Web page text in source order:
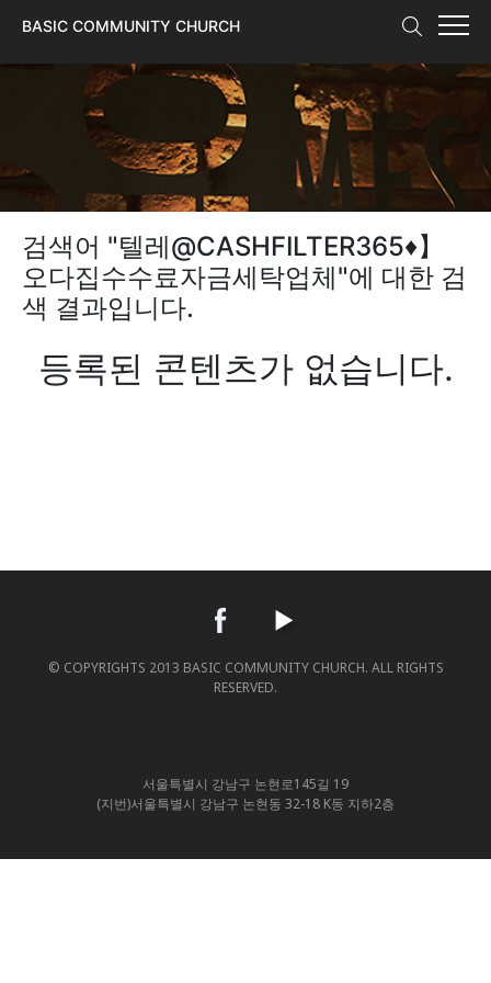
BASIC COMMUNITY CHURCH
검색어 "텔레@CASHFILTER365♦】
오다집수수료자금세탁업체"에 대한 검
색 결과입니다.
등록된 콘텐츠가 없습니다.
© COPYRIGHTS 2013 BASIC COMMUNITY CHURCH. ALL RIGHTS
RESERVED.
서울특별시 강남구 논현로145길 19
(지번)서울특별시 강남구 논현동 32-18 K동 지하2층